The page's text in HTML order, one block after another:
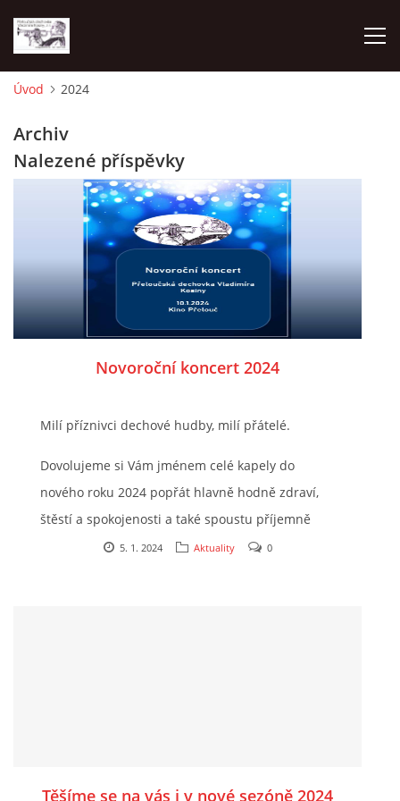
AKTUALITY
NAPSALI O NÁS
KDE NÁS MŮŽETE SLYŠET 2026
2023
FOTOALBUM
Kapelník:
Úvod 2024
Archiv
Nalezené příspěvky
Novoroční koncert 2024
Milí příznivci dechové hudby, milí přátelé.
Dovolujeme si Vám jménem celé kapely do
nového roku 2024 popřát hlavně hodně zdraví,
štěstí a spokojenosti a také spoustu příjemně
prožitých chvil s muzikou.....
5. 1. 2024 Aktuality 0
Těšíme se na vás i v nové sezóně 2024